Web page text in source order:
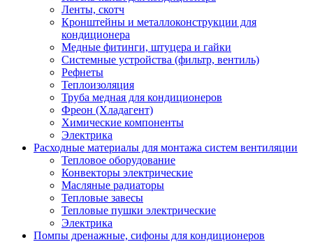
Ленты, скотч
Кронштейны и металлоконструкции для
кондиционера
Медные фитинги, штуцера и гайки
Системные устройства (фильтр, вентиль)
Рефнеты
Теплоизоляция
Труба медная для кондиционеров
Фреон (Хладагент)
Химические компоненты
Электрика
Расходные материалы для монтажа систем вентиляции
Тепловое оборудование
Конвекторы электрические
Масляные радиаторы
Тепловые завесы
Тепловые пушки электрические
Электрика
Помпы дренажные, сифоны для кондиционеров